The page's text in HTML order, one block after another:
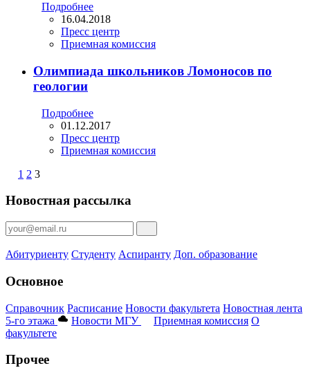
Подробнее
16.04.2018
Пресс центр
Приемная комиссия
Олимпиада школьников Ломоносов по
геологии
Подробнее
01.12.2017
Пресс центр
Приемная комиссия
1 2 3
Новостная рассылка
Абитуриенту Студенту Аспиранту Доп. образование
Основное
Справочник Расписание Новости факультета Новостная лента
5-го этажа
Новости МГУ Приемная комиссия О
факультете
Прочее